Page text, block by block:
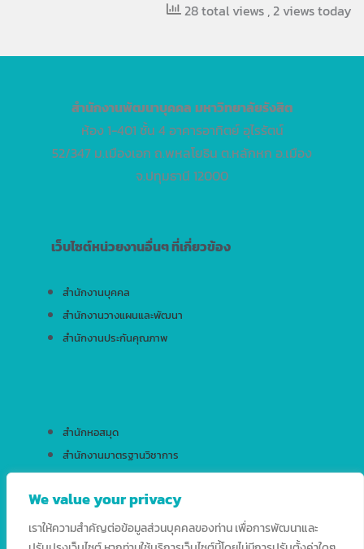
We value your privacy
เราให้ความสำคัญต่อข้อมูลส่วนบุคคลของท่าน เพื่อการพัฒนาและ
28 total views , 2 views today
สำนักงานพัฒนาบุคคล มหาวิทยาลัยรังสิต
ห้อง 1-401 ชั้น 4 อาคารอาทิตย์ อุไรรัตน์
52/347 ม.เมืองเอก ถ.พหลโยธิน ต.หลักหก อ.เมือง
จ.ปทุมธานี 12000
เว็บไซต์หน่วยงานอื่นๆ ที่เกี่ยวข้อง
สำนักงานบุคคล
สำนักงานวางแผนและพัฒนา
สำนักงานประกันคุณภาพ
สำนักหอสมุด
สำนักงานมาตรฐานวิชาการ
สำนักบริการเทคโนโลยีสารสนเทศ